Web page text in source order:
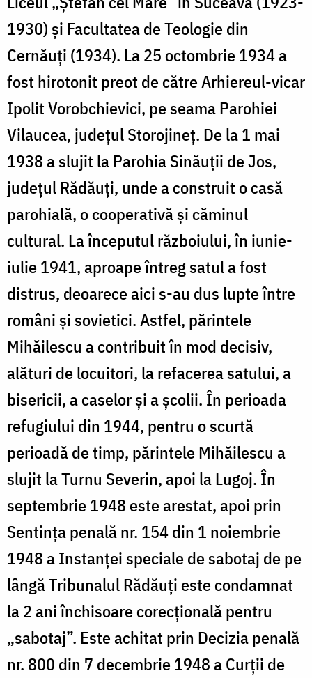
1930) și Facultatea de Teologie din
Cernăuți (1934). La 25 octombrie 1934 a
fost hirotonit preot de către Arhiereul-vicar
Ipolit Vorobchievici, pe seama Parohiei
Vilaucea, județul Storojineț. De la 1 mai
1938 a slujit la Parohia Sinăuții de Jos,
județul Rădăuți, unde a construit o casă
parohială, o cooperativă și căminul
cultural. La începutul războiului, în iunie-
iulie 1941, aproape întreg satul a fost
distrus, deoarece aici s-au dus lupte între
români și sovietici. Astfel, părintele
Mihăilescu a contribuit în mod decisiv,
alături de locuitori, la refacerea satului, a
bisericii, a caselor și a școlii. În perioada
refugiului din 1944, pentru o scurtă
perioadă de timp, părintele Mihăilescu a
slujit la Turnu Severin, apoi la Lugoj. În
septembrie 1948 este arestat, apoi prin
Sentința penală nr. 154 din 1 noiembrie
1948 a Instanței speciale de sabotaj de pe
lângă Tribunalul Rădăuți este condamnat
la 2 ani închisoare corecțională pentru
„sabotaj”. Este achitat prin Decizia penală
nr. 800 din 7 decembrie 1948 a Curții de